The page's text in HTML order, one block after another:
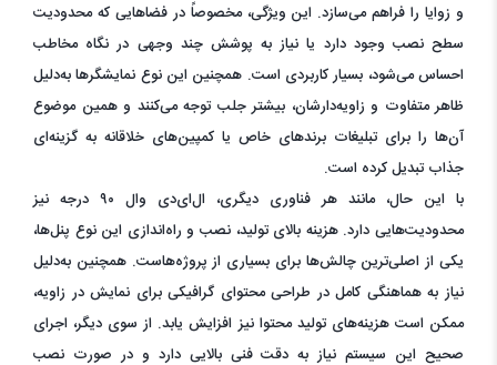
و زوایا را فراهم می‌سازد. این ویژگی، مخصوصاً در فضاهایی که محدودیت
سطح نصب وجود دارد یا نیاز به پوشش چند وجهی در نگاه مخاطب
احساس می‌شود، بسیار کاربردی است. همچنین این نوع نمایشگرها به‌دلیل
ظاهر متفاوت و زاویه‌دارشان، بیشتر جلب توجه می‌کنند و همین موضوع
آن‌ها را برای تبلیغات برندهای خاص یا کمپین‌های خلاقانه به گزینه‌ای
جذاب تبدیل کرده است.
با این حال، مانند هر فناوری دیگری، ال‌ای‌دی وال ۹۰ درجه نیز
محدودیت‌هایی دارد. هزینه بالای تولید، نصب و راه‌اندازی این نوع پنل‌ها،
یکی از اصلی‌ترین چالش‌ها برای بسیاری از پروژه‌هاست. همچنین به‌دلیل
نیاز به هماهنگی کامل در طراحی محتوای گرافیکی برای نمایش در زاویه،
ممکن است هزینه‌های تولید محتوا نیز افزایش یابد. از سوی دیگر، اجرای
صحیح این سیستم نیاز به دقت فنی بالایی دارد و در صورت نصب